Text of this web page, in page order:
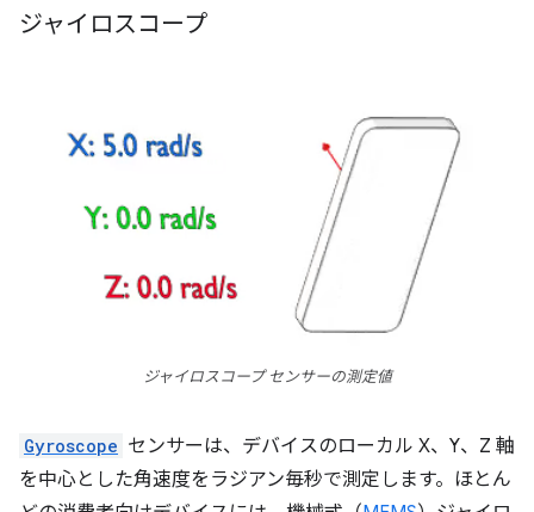
ジャイロスコープ
ジャイロスコープ センサーの測定値
Gyroscope センサーは、デバイスのローカル X、Y、Z 軸
を中心とした角速度をラジアン毎秒で測定します。ほとん